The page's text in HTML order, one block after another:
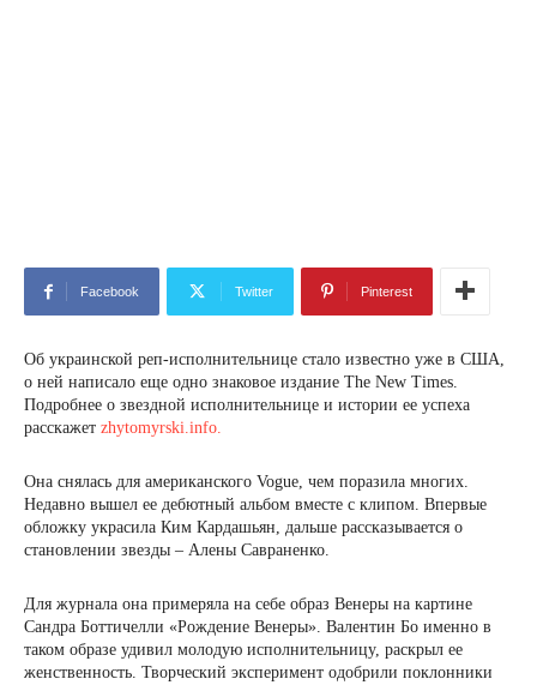
Facebook Twitter Pinterest
Об украинской реп-исполнительнице стало известно уже в США,
о ней написало еще одно знаковое издание The New Times.
Подробнее о звездной исполнительнице и истории ее успеха
расскажет zhytomyrski.info.
Она снялась для американского Vogue, чем поразила многих.
Недавно вышел ее дебютный альбом вместе с клипом. Впервые
обложку украсила Ким Кардашьян, дальше рассказывается о
становлении звезды – Алены Савраненко.
Для журнала она примеряла на себе образ Венеры на картине
Сандра Боттичелли «Рождение Венеры». Валентин Бо именно в
таком образе удивил молодую исполнительницу, раскрыл ее
женственность. Творческий эксперимент одобрили поклонники